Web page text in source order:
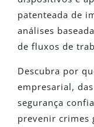
patenteada de
análises
de fluxos de
Descubra por
empresarial,
segurança
prevenir crimes